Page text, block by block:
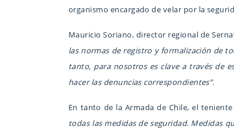
organismo encargado de velar por la
Mauricio Soriano, director regional de
las normas de registro y formalización de
tanto, para nosotros es clave a través de
hacer las denuncias correspondientes”.
En tanto de la Armada de Chile, el
todas las medidas de seguridad. Medidas